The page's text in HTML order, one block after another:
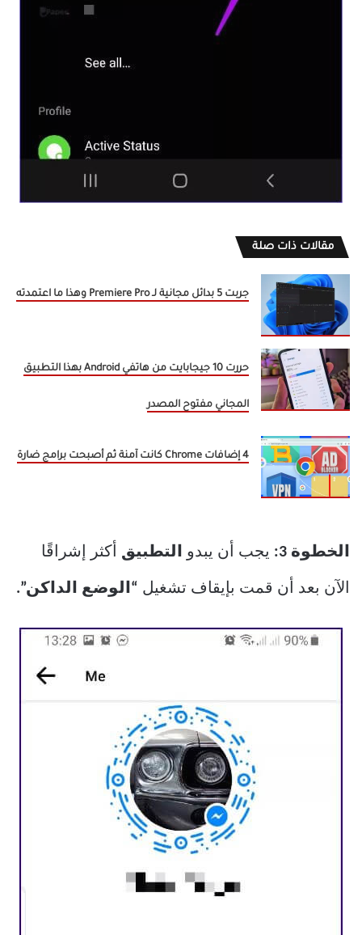
مقالات ذات صلة
جربت 5 بدائل مجانية لـ Premiere Pro وهذا ما اعتمدته
حررت 10 جيجابايت من هاتفي Android بهذا التطبيق
المجاني مفتوح المصدر
4 إضافات Chrome كانت آمنة ثم أصبحت برامج ضارة
الخطوة 3: يجب أن يبدو التطبيق أكثر إشراقًا
الآن بعد أن قمت بإيقاف تشغيل “الوضع الداكن”.